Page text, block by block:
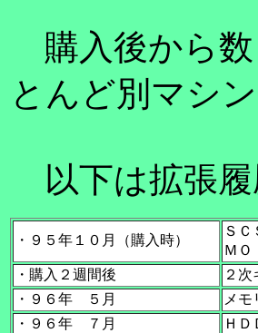
購入後から数
とんど別マシ
以下は拡張履
・９５年１０月（購入時）
Ｓ
ＭＯ
・購入２週間後
２
・９６年 ５月
メモ
・９６年 ７月
Ｈ